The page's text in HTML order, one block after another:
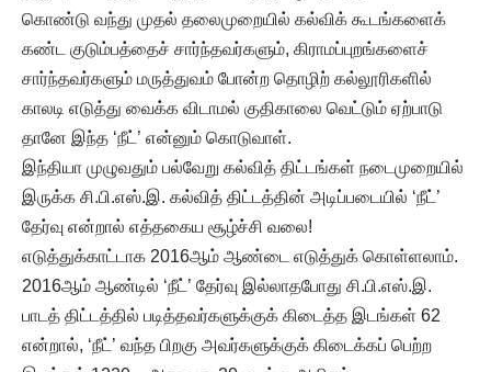
கொண்டு வந்து முதல் தலைமுறையில் கல்விக் கூடங்களைக்
கண்ட குடும்பத்தைச் சார்ந்தவர்களும், கிராமப்புறங்களைச்
சார்ந்தவர்களும் மருத்துவம் போன்ற தொழிற் கல்லூரிகளில்
காலடி எடுத்து வைக்க விடாமல் குதிகாலை வெட்டும் ஏற்பாடு
தானே இந்த ‘நீட்’ என்னும் கொடுவாள்.
இந்தியா முழுவதும் பல்வேறு கல்வித் திட்டங்கள் நடைமுறையில்
இருக்க சி.பி.எஸ்.இ. கல்வித் திட்டத்தின் அடிப்படையில் ‘நீட்’
தேர்வு என்றால் எத்தகைய சூழ்ச்சி வலை!
எடுத்துக்காட்டாக 2016ஆம் ஆண்டை எடுத்துக் கொள்ளலாம்.
2016ஆம் ஆண்டில் ‘நீட்’ தேர்வு இல்லாதபோது சி.பி.எஸ்.இ.
பாடத் திட்டத்தில் படித்தவர்களுக்குக் கிடைத்த இடங்கள் 62
என்றால், ‘நீட்’ வந்த பிறகு அவர்களுக்குக் கிடைக்கப் பெற்ற